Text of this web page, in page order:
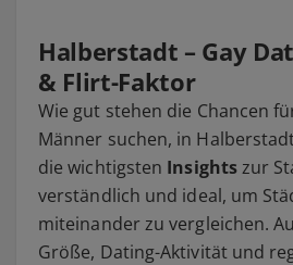
Halberstadt – Gay
& Flirt-Faktor
Wie gut stehen die Chancen
Männer suchen, in
die wichtigsten Insightszur
verständlich und ideal, um
miteinander zu vergleichen.
Größe, Dating-Aktivität und